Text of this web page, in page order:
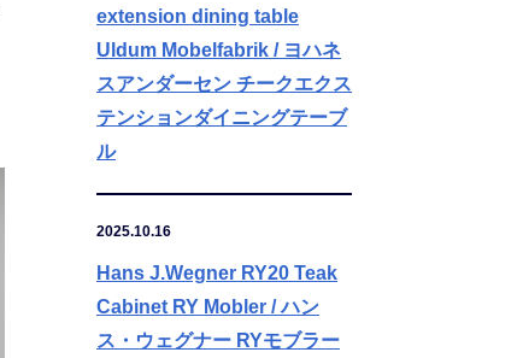
extension dining table
Uldum Mobelfabrik / ヨハネ
スアンダーセン チークエクス
テンションダイニングテーブ
ル
2025.10.16
Hans J.Wegner RY20 Teak
Cabinet RY Mobler / ハン
ス・ウェグナー RYモブラー